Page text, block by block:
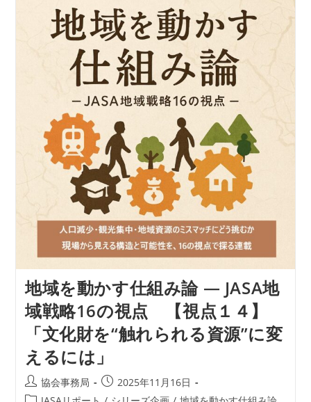
か
す
仕
組
論
―
JASA
戦
略
16
の
視
点
【視
点
５】
「共
に
つ
体
験
型
交
流
―
次
世
の
地
地域を動かす仕組み論 ― JASA地
域戦略16の視点 【視点１４】
「文化財を“触れられる資源”に変
えるには」
投
稿
協会事務局
投
稿
2025年11月16日
投